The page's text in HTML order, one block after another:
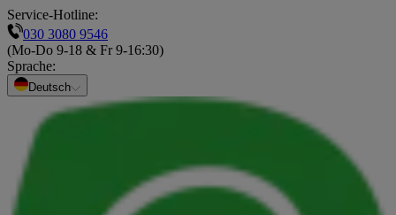
Service-Hotline:
030 3080 9546
(Mo-Do 9-18 & Fr 9-16:30)
Sprache:
Deutsch